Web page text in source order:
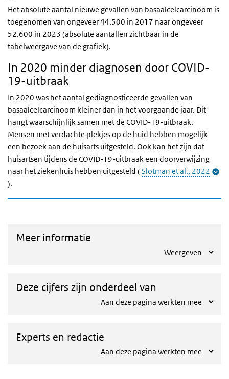
Het absolute aantal nieuwe gevallen van basaalcelcarcinoom is
toegenomen van ongeveer 44.500 in 2017 naar ongeveer
52.600 in 2023 (absolute aantallen zichtbaar in de
tabelweergave van de grafiek).
In 2020 minder diagnosen door COVID-
19-uitbraak
In 2020 was het aantal gediagnosticeerde gevallen van
basaalcelcarcinoom kleiner dan in het voorgaande jaar. Dit
hangt waarschijnlijk samen met de COVID-19-uitbraak.
Mensen met verdachte plekjes op de huid hebben mogelijk
een bezoek aan de huisarts uitgesteld. Ook kan het zijn dat
huisartsen tijdens de COVID-19-uitbraak een doorverwijzing
naar het ziekenhuis hebben uitgesteld ( Slotman et al., 2022
).
Meer informatie
Weergeven
Deze cijfers zijn onderdeel van
Aan deze pagina werkten mee
Experts en redactie
Aan deze pagina werkten mee